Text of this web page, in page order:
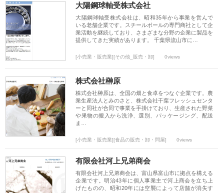
大陽鋼球軸受株式会社
大陽鋼球軸受株式会社は、昭和35年から事業を営んで
いる老舗企業です。スチールボールの専門商社として企
業活動を継続しており、さまざまな分野の企業に製品を
提供してきた実績があります。 千葉県流山市に…
[小売業・販売業][その他_販売・卸] 0views
株式会社榊原
株式会社榊原は、全国の畑と食卓をつなぐ企業です。農
業生産法人とみのさと、株式会社千葉フレッシュセンタ
ーと同社が合同で事業を手掛けており、生産された野菜
や果物の搬入から洗浄、選別、パッケージング、配送
ま…
[小売業・販売業][食品の販売・卸・問屋] 0views
有限会社河上兄弟商会
有限会社河上兄弟商会は、富山県富山市に拠点を構える
企業です。明治43年に個人事業主で河上商会を立ち上
げたものの、昭和20年には空襲によって店舗が消失す